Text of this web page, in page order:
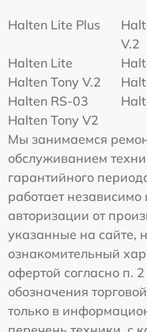
Halten Lite Plus
V.2
Halten Lite
Halten Tony V.2
Halten RS-03
Halten Tony V2
Мы занимаемся
обслуживанием
гарантийного
работает
авторизации от
указанные на сайте,
ознакомительный
офертой согласно п.
обозначения
только в